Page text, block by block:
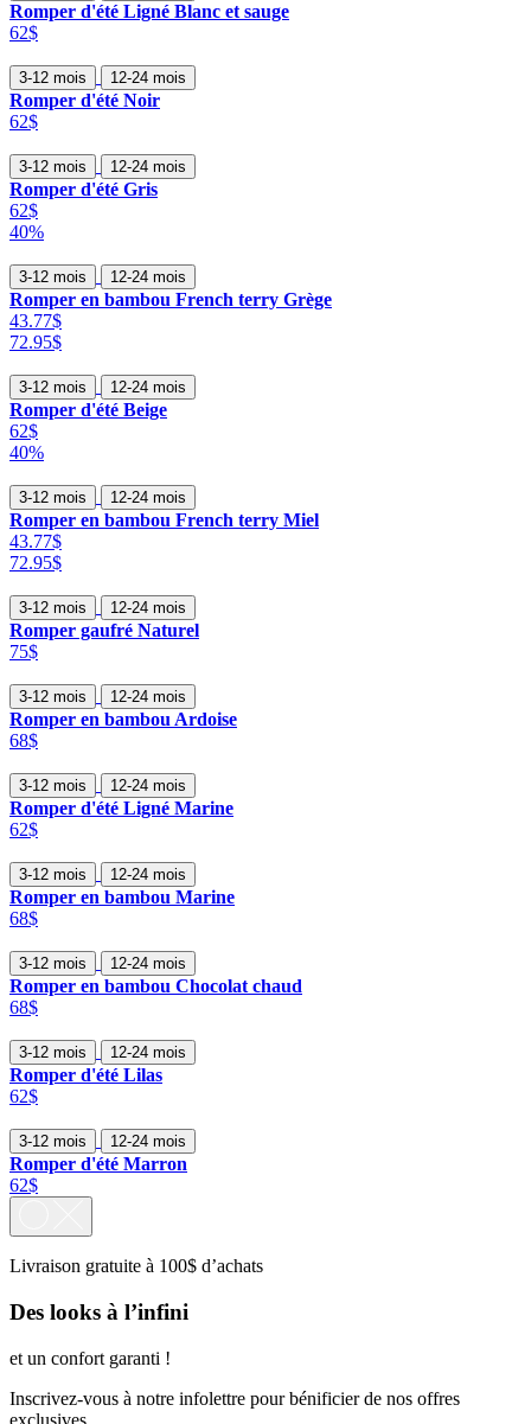
Romper d'été Ligné Blanc et sauge
62$
3-12 mois 12-24 mois
Romper d'été Noir
62$
3-12 mois 12-24 mois
Romper d'été Gris
62$
40%
3-12 mois 12-24 mois
Romper en bambou French terry Grège
43.77$
72.95$
3-12 mois 12-24 mois
Romper d'été Beige
62$
40%
3-12 mois 12-24 mois
Romper en bambou French terry Miel
43.77$
72.95$
3-12 mois 12-24 mois
Romper gaufré Naturel
75$
3-12 mois 12-24 mois
Romper en bambou Ardoise
68$
3-12 mois 12-24 mois
Romper d'été Ligné Marine
62$
3-12 mois 12-24 mois
Romper en bambou Marine
68$
3-12 mois 12-24 mois
Romper en bambou Chocolat chaud
68$
3-12 mois 12-24 mois
Romper d'été Lilas
62$
3-12 mois 12-24 mois
Romper d'été Marron
62$
Livraison gratuite à 100$ d’achats
Des looks à l’infini
et un confort garanti !
Inscrivez-vous à notre infolettre pour bénificier de nos offres
exclusives.